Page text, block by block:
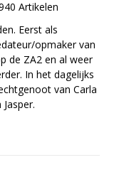
Artikelen
Eerst als
opmaker van
de ZA2 en al weer
In het dagelijks
van Carla